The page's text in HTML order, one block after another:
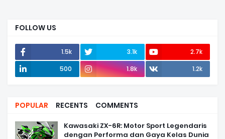
FOLLOW US
1.5k 3.1k
2.7k
500
1.8k 1.2k
POPULAR RECENTS COMMENTS
Kawasaki ZX-6R: Motor Sport Legendaris
dengan Performa dan Gaya Kelas Dunia